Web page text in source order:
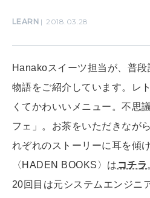
いい人生っ
特集
2026年8月号『お茶
LEARN 2018.03.28
Hanakoスイーツ担当が、普
物語をご紹介しています。レ
くてかわいいメニュー。不思
フェ」。お茶をいただきなが
れぞれのストーリーに耳を傾
〈HADEN BOOKS〉は コチラ
20回目は元システムエンジニ